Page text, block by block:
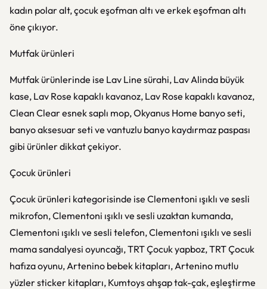
kadın polar alt, çocuk eşofman altı ve erkek eşofman altı
öne çıkıyor.
Mutfak ürünleri
Mutfak ürünlerinde ise Lav Line sürahi, Lav Alinda büyük
kase, Lav Rose kapaklı kavanoz, Lav Rose kapaklı kavanoz,
Clean Clear esnek saplı mop, Okyanus Home banyo seti,
banyo aksesuar seti ve vantuzlu banyo kaydırmaz paspası
gibi ürünler dikkat çekiyor.
Çocuk ürünleri
Çocuk ürünleri kategorisinde ise Clementoni ışıklı ve sesli
mikrofon, Clementoni ışıklı ve sesli uzaktan kumanda,
Clementoni ışıklı ve sesli telefon, Clementoni ışıklı ve sesli
mama sandalyesi oyuncağı, TRT Çocuk yapboz, TRT Çocuk
hafıza oyunu, Artenino bebek kitapları, Artenino mutlu
yüzler sticker kitapları, Kumtoys ahşap tak-çak, eşleştirme